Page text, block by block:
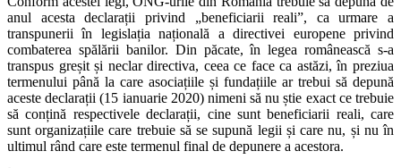
anul acesta declarații privind „beneficiarii reali”, ca urmare a
transpunerii în legislația națională a directivei europene privind
combaterea spălării banilor. Din păcate, în legea românească s-a
transpus greșit și neclar directiva, ceea ce face ca astăzi, în preziua
termenului până la care asociațiile și fundațiile ar trebui să depună
aceste declarații (15 ianuarie 2020) nimeni să nu știe exact ce trebuie
să conțină respectivele declarații, cine sunt beneficiarii reali, care
sunt organizațiile care trebuie să se supună legii și care nu, și nu în
ultimul rând care este termenul final de depunere a acestora.